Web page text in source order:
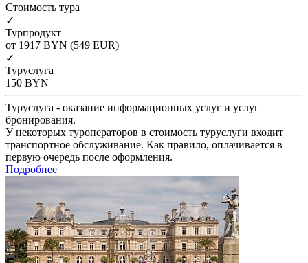
Cтоимость тура
✓
Турпродукт
от 1917 BYN (549 EUR)
✓
Туруслуга
150 BYN
Туруслуга - оказание информационных услуг и услуг
бронирования.
У некоторых туроператоров в стоимость туруслуги входит
транспортное обслуживание. Как правило, оплачивается в
первую очередь после оформления.
Подробнее